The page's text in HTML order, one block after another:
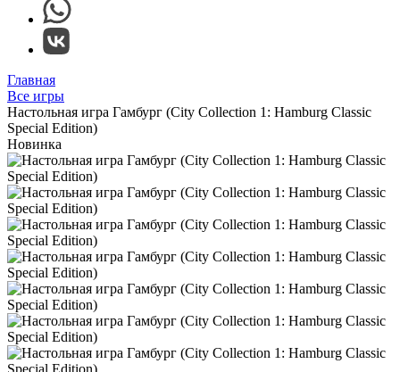
Главная
Все игры
Настольная игра Гамбург (City Collection 1: Hamburg Classic
Special Edition)
Новинка